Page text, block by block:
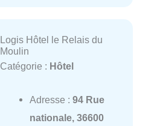
Logis Hôtel le Relais du
Moulin
Catégorie : Hôtel
Adresse : 94 Rue
nationale, 36600